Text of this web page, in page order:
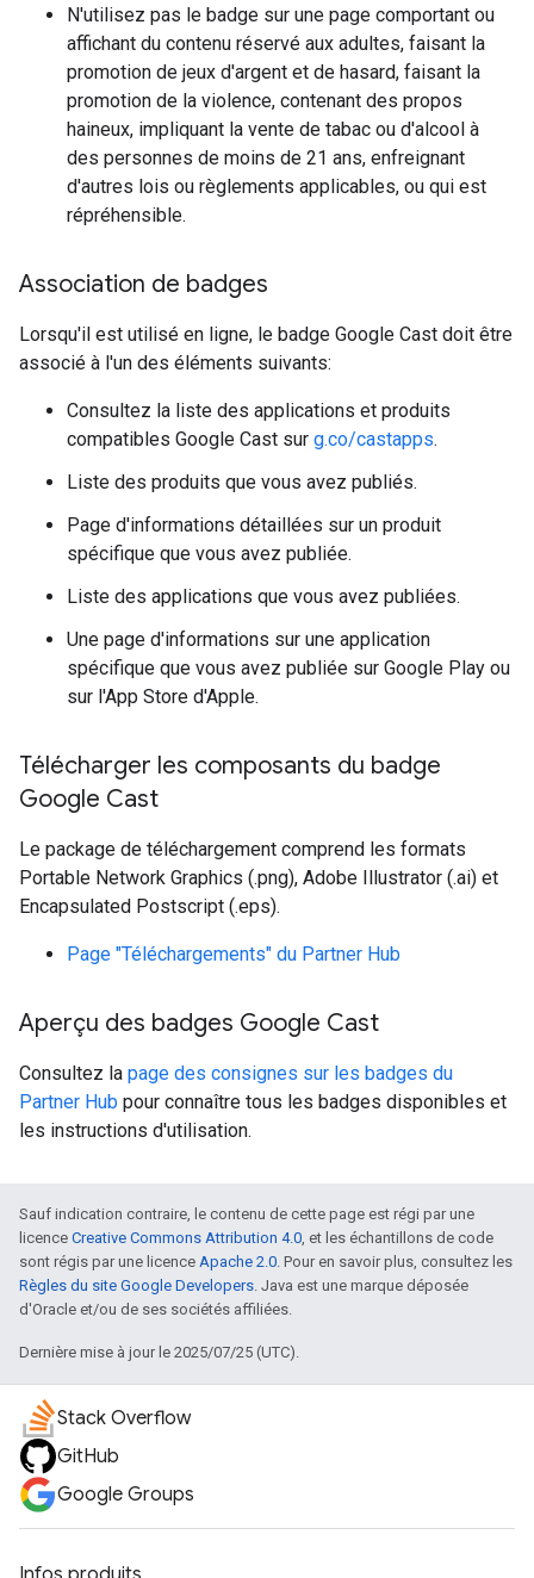
N'utilisez pas le badge sur une page comportant ou
affichant du contenu réservé aux adultes, faisant la
promotion de jeux d'argent et de hasard, faisant la
promotion de la violence, contenant des propos
haineux, impliquant la vente de tabac ou d'alcool à
des personnes de moins de 21 ans, enfreignant
d'autres lois ou règlements applicables, ou qui est
répréhensible.
Association de badges
Lorsqu'il est utilisé en ligne, le badge Google Cast doit être
associé à l'un des éléments suivants:
Consultez la liste des applications et produits
compatibles Google Cast sur g.co/castapps.
Liste des produits que vous avez publiés.
Page d'informations détaillées sur un produit
spécifique que vous avez publiée.
Liste des applications que vous avez publiées.
Une page d'informations sur une application
spécifique que vous avez publiée sur Google Play ou
sur l'App Store d'Apple.
Télécharger les composants du badge
Google Cast
Le package de téléchargement comprend les formats
Portable Network Graphics (.png), Adobe Illustrator (.ai) et
Encapsulated Postscript (.eps).
Page "Téléchargements" du Partner Hub
Aperçu des badges Google Cast
Consultez la page des consignes sur les badges du
Partner Hub pour connaître tous les badges disponibles et
les instructions d'utilisation.
Sauf indication contraire, le contenu de cette page est régi par une
licence Creative Commons Attribution 4.0, et les échantillons de code
sont régis par une licence Apache 2.0. Pour en savoir plus, consultez les
Règles du site Google Developers. Java est une marque déposée
d'Oracle et/ou de ses sociétés affiliées.
Dernière mise à jour le 2025/07/25 (UTC).
Stack Overflow
GitHub
Google Groups